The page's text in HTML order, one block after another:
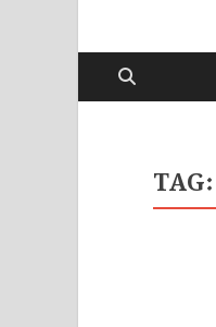
TAG: